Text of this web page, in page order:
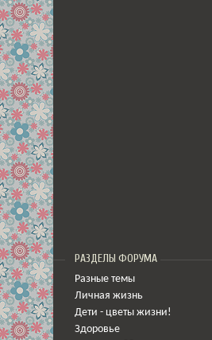
РАЗДЕЛЫ ФОРУМА
Разные темы
Личная жизнь
Дети - цветы жизни!
Здоровье